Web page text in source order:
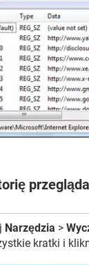
Narzędzia >
kratki i